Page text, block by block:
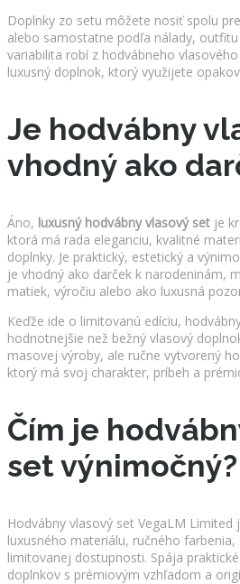
Doplnky zo setu môžete nosiť spolu
alebo samostatne podľa nálady,
variabilita robí z hodvábneho
luxusný doplnok, ktorý využijete
Je hodvábny
vhodný ako
Áno, luxusný hodvábny vlasový set je
ktorá má rada eleganciu, kvalitné
doplnky. Je praktický, estetický a
je vhodný ako darček k narodeninám,
matiek, výročiu alebo ako luxusná
Keďže ide o limitovanú edíciu,
hodnotnejšie než bežný vlasový
masovej výroby, ale ručne vytvorený
ktorý má svoj charakter, príbeh a
Čím je
set výnimočný?
Hodvábny vlasový set VegaLM
luxusného materiálu, ručného
limitovanej dostupnosti. Spája
doplnkov s prémiovým vzhľadom a